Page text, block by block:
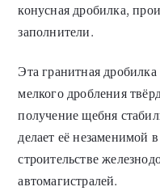
конусная дробилка,
заполнители.
Эта гранитная
мелкого дробления
получение щебня
делает её незаменимой
строительстве
автомагистралей.